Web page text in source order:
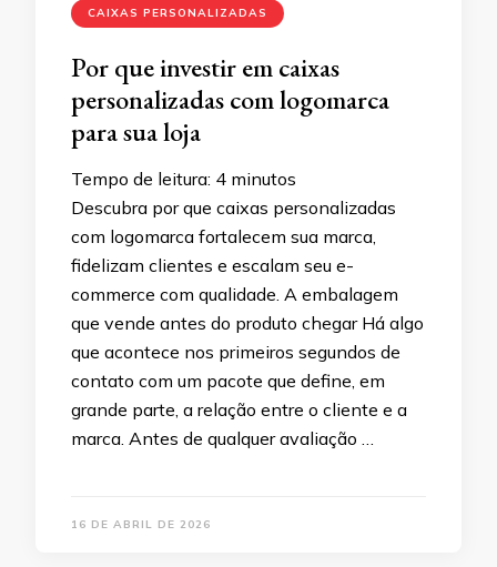
CAIXAS PERSONALIZADAS
Por que investir em caixas
personalizadas com logomarca
para sua loja
Tempo de leitura: 4 minutos
Descubra por que caixas personalizadas
com logomarca fortalecem sua marca,
fidelizam clientes e escalam seu e-
commerce com qualidade. A embalagem
que vende antes do produto chegar Há algo
que acontece nos primeiros segundos de
contato com um pacote que define, em
grande parte, a relação entre o cliente e a
marca. Antes de qualquer avaliação …
16 DE ABRIL DE 2026